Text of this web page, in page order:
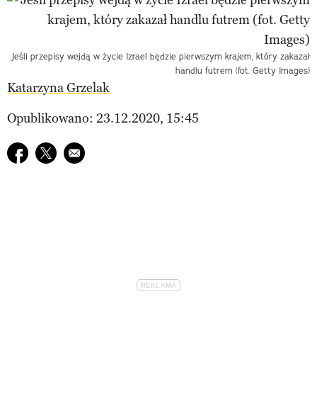
Jeśli przepisy wejdą w życie Izrael będzie pierwszym krajem, który zakazał
handlu futrem (fot. Getty Images)
Katarzyna Grzelak
Opublikowano: 23.12.2020, 15:45
Udostępnij na facebook
Udostępnij na twitter
E-mail do przyjaciela